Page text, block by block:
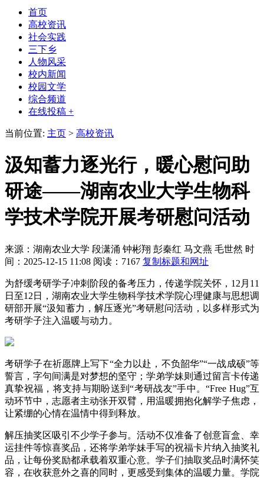
首页
高校资讯
社会实践
三下乡
人物风采
校内新闻
校园文学
综合频道
在线投稿 +
当前位置: 主页 > 高校资讯
汲知蓄力逐光行，暖心慰问助
研途——湖南农业大学生物科
学技术学院开展考研慰问活动
来源：湖南农业大学 段潇涌 钟彬翔 彭秦红 马文燕 毛世然 时
间：2025-12-15 11:08 阅读：7167 复制标题和网址
为舒缓考研学子冲刺阶段的备考压力，传递学院关怀， 12 月 11
日至12 日，湖南农业大学生物科学技术学院心理健康与思想调
研部开展“汲知蓄力，解压逐光”考研慰问活动，以多样形式为
考研学子注入温暖与动力。
考研学子在祈愿牌上写下“全力以赴，不负韶华”“一战成硕”等
誓言，字句间满是对梦想的坚守；学弟学妹则通过留言卡传递
真挚祝福，将支持与期盼送到“考研战友”手中。“Free Hug”互
动环节中，志愿者主动张开双臂，用温暖拥抱化解学子焦虑，
让紧绷的心情在温情中得到释放。
解压抽奖区吸引不少学子参与。活动不仅准备了创意盲盒、幸
运挂件等惊喜奖品，还将学弟学妹手写的祝福卡片纳入抽奖礼
品，让每份奖励都承载着双重心意。学子们抽取奖品时满怀笑
容，在收获意外之喜的同时，更感受到集体的温暖力量。学院